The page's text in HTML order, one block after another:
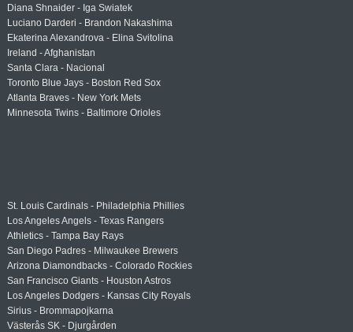
Diana Shnaider - Iga Swiatek
Luciano Darderi - Brandon Nakashima
Ekaterina Alexandrova - Elina Svitolina
Ireland - Afghanistan
Santa Clara - Nacional
Toronto Blue Jays - Boston Red Sox
Atlanta Braves - New York Mets
Minnesota Twins - Baltimore Orioles
St. Louis Cardinals - Philadelphia Phillies
Los Angeles Angels - Texas Rangers
Athletics - Tampa Bay Rays
San Diego Padres - Milwaukee Brewers
Arizona Diamondbacks - Colorado Rockies
San Francisco Giants - Houston Astros
Los Angeles Dodgers - Kansas City Royals
Sirius - Brommapojkarna
Västerås SK - Djurgården